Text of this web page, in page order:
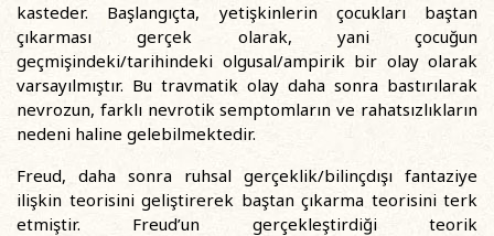
kasteder. Başlangıçta, yetişkinlerin çocukları baştan
çıkarması gerçek olarak, yani çocuğun
geçmişindeki/tarihindeki olgusal/ampirik bir olay olarak
varsayılmıştır. Bu travmatik olay daha sonra bastırılarak
nevrozun, farklı nevrotik semptomların ve rahatsızlıkların
nedeni haline gelebilmektedir.
Freud, daha sonra ruhsal gerçeklik/bilinçdışı fantaziye
ilişkin teorisini geliştirerek baştan çıkarma teorisini terk
etmiştir. Freud’un gerçekleştirdiği teorik